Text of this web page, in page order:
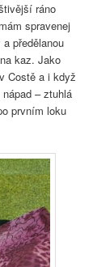
ráno
spravenej
předělanou
kaz. Jako
Costě a i když
– ztuhlá
prvním loku